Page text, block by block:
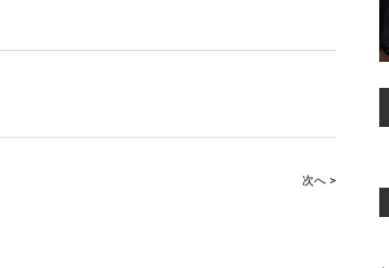
次へ >